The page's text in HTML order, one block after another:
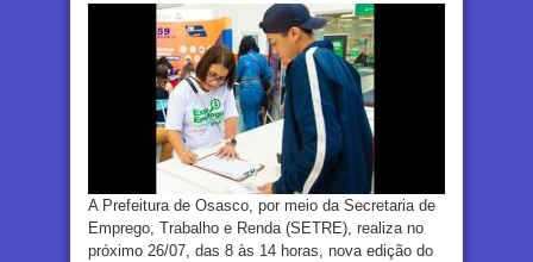
A Prefeitura de Osasco, por meio da Secretaria de
Emprego, Trabalho e Renda (SETRE), realiza no
próximo 26/07, das 8 às 14 horas, nova edição do